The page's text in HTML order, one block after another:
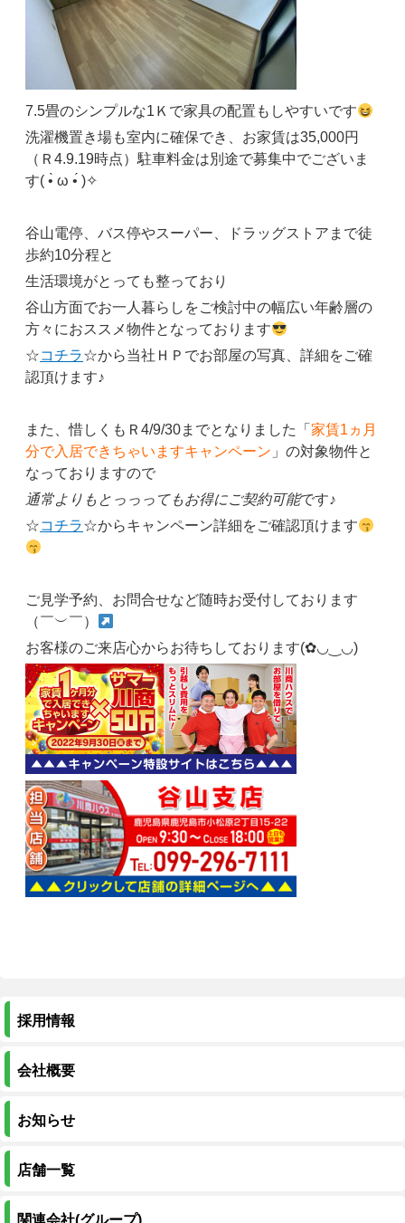
7.5畳のシンプルな1Ｋで家具の配置もしやすいです
洗濯機置き場も室内に確保でき、お家賃は35,000円
（Ｒ4.9.19時点）駐車料金は別途で募集中でございま
す( •̀ ω •́ )✧
谷山電停、バス停やスーパー、ドラッグストアまで徒
歩約10分程と
生活環境がとっても整っており
谷山方面でお一人暮らしをご検討中の幅広い年齢層の
方々におススメ物件となっております
☆コチラ☆から当社ＨＰでお部屋の写真、詳細をご確
認頂けます♪
また、惜しくもＲ4/9/30までとなりました「 家賃1ヵ月
分で入居できちゃいますキャンペーン 」の対象物件と
なっておりますので
通常よりもとっっってもお得にご契約可能です♪
☆コチラ☆からキャンペーン詳細をご確認頂けます
ご見学予約、お問合せなど随時お受付しております
（￣︶￣）
お客様のご来店心からお待ちしております(✿◡‿◡)
採用情報
会社概要
お知らせ
店舗一覧